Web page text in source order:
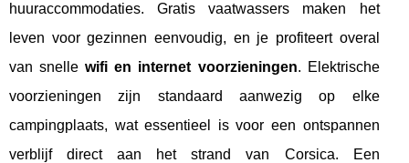
huuraccommodaties. Gratis vaatwassers maken het
leven voor gezinnen eenvoudig, en je profiteert overal
van snellewifi en internet voorzieningen. Elektrische
voorzieningen zijn standaard aanwezig op elke
campingplaats, wat essentieel is voor een ontspannen
verblijf direct aan het strand van Corsica. Een